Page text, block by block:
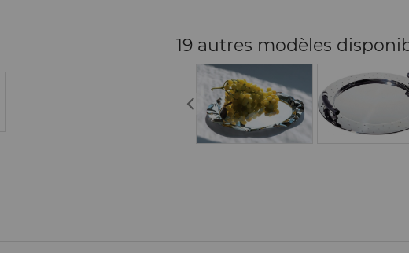
19 autres modèles